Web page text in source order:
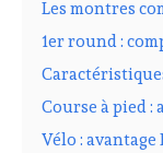
Les montres
1er round :
Course à pied :
Vélo : avantage